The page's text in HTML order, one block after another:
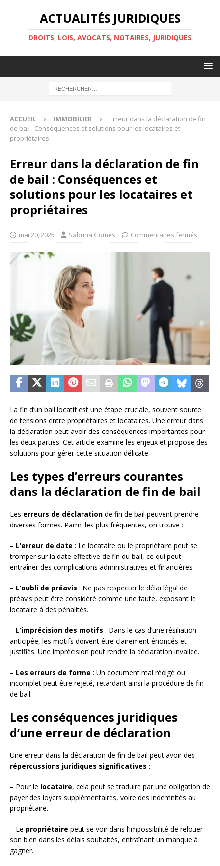
ACTUALITÉS JURIDIQUES
DROITS, LOIS, AVOCATS, NOTAIRES, JURIDIQUES
ACCUEIL IMMOBILIER
Erreur dans la déclaration de fin
de bail : Conséquences et solutions pour les locataires et
propriétaires
Erreur dans la déclaration de fin
de bail : Conséquences et
solutions pour les locataires et
propriétaires
mai 20, 2025 Sabrina Gomes Commentaires fermés
La fin d’un bail locatif est une étape cruciale, souvent source
de tensions entre propriétaires et locataires. Une erreur dans
la déclaration peut avoir des conséquences importantes pour
les deux parties. Cet article examine les enjeux et propose des
solutions pour gérer cette situation délicate.
Les types d’erreurs courantes
dans la déclaration de fin de bail
Les erreurs de déclaration de fin de bail peuvent prendre
diverses formes. Parmi les plus fréquentes, on trouve :
– L’erreur de date : Le locataire ou le propriétaire peut se
tromper sur la date effective de fin du bail, ce qui peut
entraîner des complications administratives et financières.
– L’oubli de préavis : Ne pas respecter le délai légal de
préavis peut être considéré comme une faute, exposant le
locataire à des pénalités.
– L’imprécision des motifs : Dans le cas d’une résiliation
anticipée, les motifs doivent être clairement énoncés et
justifiés. Une imprécision peut rendre la déclaration invalide.
– Les erreurs de forme : Un document mal rédigé ou
incomplet peut être rejeté, retardant ainsi la procédure de fin
de bail.
Les conséquences juridiques
d’une erreur de déclaration
Une erreur dans la déclaration de fin de bail peut avoir des
répercussions juridiques significatives :
– Pour le locataire, cela peut se traduire par une obligation de
payer des loyers supplémentaires, voire des indemnités au
propriétaire.
– Le propriétaire peut se voir dans l’impossibilité de relouer
son bien dans les délais souhaités, entraînant un manque à
gagner.